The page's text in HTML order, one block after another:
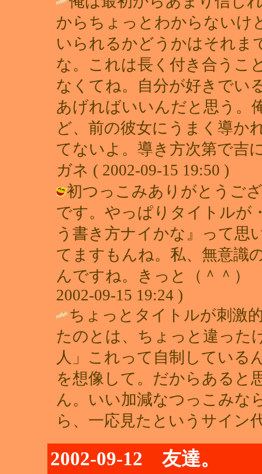
からちょっとわからないけ
いられるかどうかはそれま
な。これは長く付き合うこ
なくてね。自分が好きでい
あげればいいんだと思う。
ど、前の彼女にうまく導か
てないよ。導き方次第で吉
ガネ ( 2002-09-15 19:50 )
初つっこみありがとうご
です。やっぱりタイトルが
う書き方ナイかな』って思
てますもんね。私、無意識
んですね。きっと（＾＾）
2002-09-15 19:24 )
ちょっとタイトルが刺激
たのとは、ちょっと違った
人」これって自制している
を想像して。だからあると
ん。いい加減なつっこみな
ら、一応見たというサイン
2002-09-12 友達。